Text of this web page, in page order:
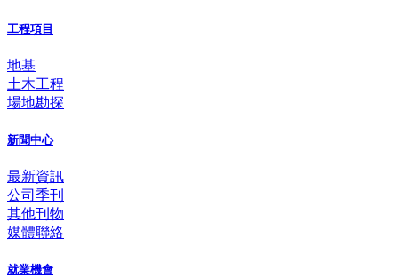
工程項目
地基
土木工程
場地勘探
新聞中心
最新資訊
公司季刊
其他刊物
媒體聯絡
就業機會